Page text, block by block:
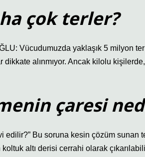
çok terler?
Vücudumuzda yaklaşık 5 milyon
dikkate alınmıyor. Ancak kilolu
çaresi
edilir?” Bu soruna kesin çözüm
altı derisi cerrahi olarak